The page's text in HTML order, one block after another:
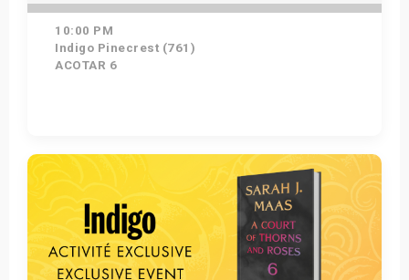
10:00 PM
Indigo Pinecrest (761)
ACOTAR 6
Get Tickets